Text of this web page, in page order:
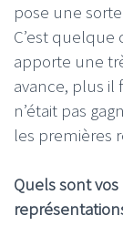
pose une
C’est quelque
apporte une
avance, plus il
n’était pas
les premières
Quels sont